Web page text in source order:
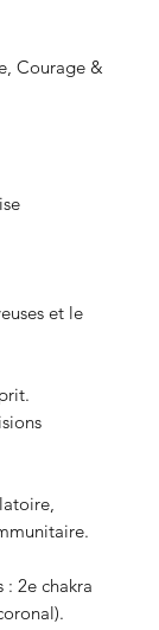
Courage &
et le
: 2e chakra